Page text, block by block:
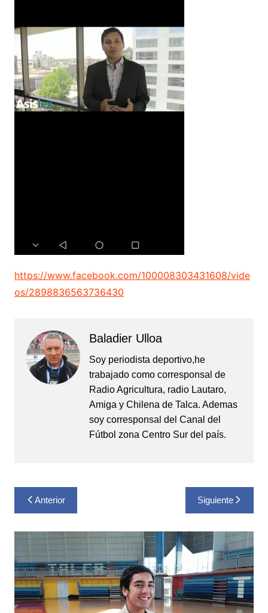
https://www.facebook.com/100008303431608/vide
os/2898836563736430
Baladier Ulloa
Soy periodista deportivo,he
trabajado como corresponsal de
Radio Agricultura, radio Lautaro,
Amiga y Chilena de Talca. Ademas
soy corresponsal del Canal del
Fútbol zona Centro Sur del país.
Navegación
de
entradas
Anterior Siguiente